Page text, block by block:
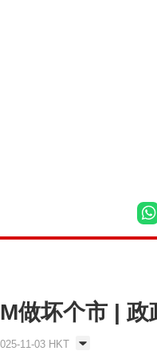
做坏个市 | 政
11-03 HKT